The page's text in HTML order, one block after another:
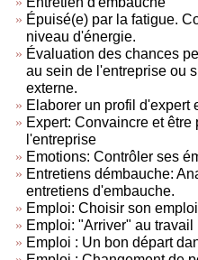
Épuisé(e) par la fatigue.
niveau d'énergie.
Évaluation des chances
au sein de l'entreprise ou
externe.
Elaborer un profil d'expert
Expert: Convaincre et
l'entreprise
Emotions: Contrôler ses
Entretiens démbauche:
entretiens d'embauche.
Emploi: Choisir son
Emploi: "Arriver" au travail
Emploi : Un bon départ